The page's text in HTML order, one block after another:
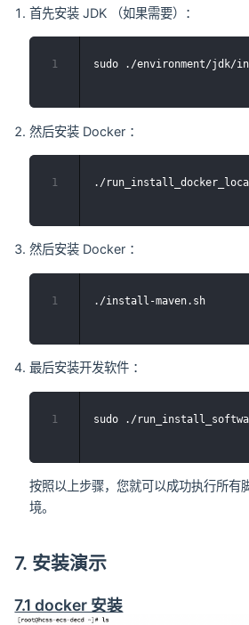
首先安装 JDK （如果需要）：
1
然后安装 Docker ：
1
然后安装 Docker ：
1
最后安装开发软件 ：
1
按照以上步骤，您就可以成功执行所有
境。
7. 安装演示
7.1 docker 安装